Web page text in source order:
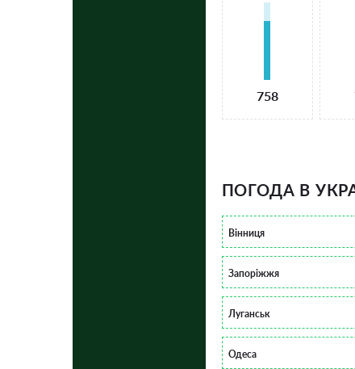
758
ПОГОДА В
Вінниця
Запоріжжя
Луганськ
Одеса